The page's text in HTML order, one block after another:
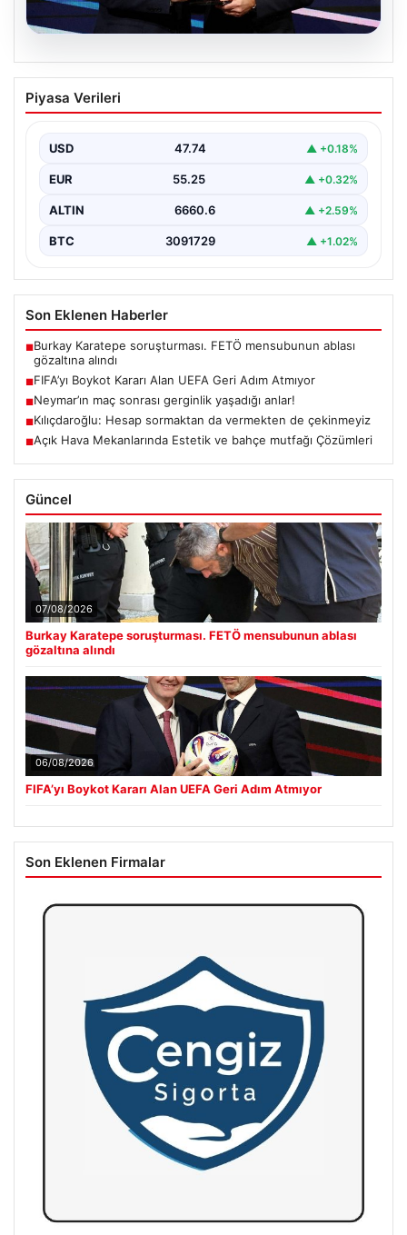
06.08.2026
FIFA’yı Boykot Kararı Alan UEFA Geri
Adım Atmıyor
günlerde gündeme gelen FIFA Başkanı Gianni
Infantino'nun Dünya…
Piyasa Verileri
USD 47.74 ▲ +0.18%
EUR 55.25 ▲ +0.32%
ALTIN 6660.6 ▲ +2.59%
BTC 3091729 ▲ +1.02%
Son Eklenen Haberler
■Burkay Karatepe soruşturması. FETÖ mensubunun ablası
gözaltına alındı
■FIFA’yı Boykot Kararı Alan UEFA Geri Adım Atmıyor
■Neymar’ın maç sonrası gerginlik yaşadığı anlar!
■Kılıçdaroğlu: Hesap sormaktan da vermekten de çekinmeyiz
■Açık Hava Mekanlarında Estetik ve bahçe mutfağı Çözümleri
Güncel
07/08/2026
Burkay Karatepe soruşturması. FETÖ mensubunun ablası
gözaltına alındı
06/08/2026
FIFA’yı Boykot Kararı Alan UEFA Geri Adım Atmıyor
Son Eklenen Firmalar